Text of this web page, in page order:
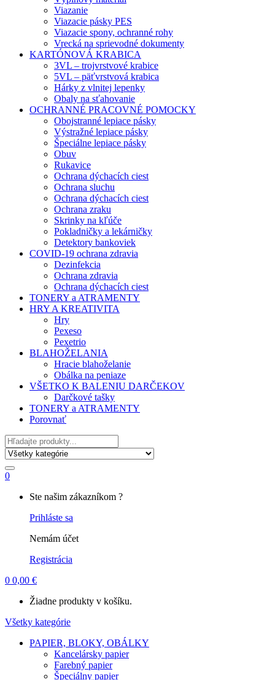
Viazanie
Viazacie pásky PES
Viazacie spony, ochranné rohy
Vrecká na sprievodné dokumenty
KARTÓNOVÁ KRABICA
3VL – trojvrstvové krabice
5VL – päťvrstvová krabica
Hárky z vlnitej lepenky
Obaly na sťahovanie
OCHRANNÉ PRACOVNÉ POMOCKY
Obojstranné lepiace pásky
Výstražné lepiace pásky
Špeciálne lepiace pásky
Obuv
Rukavice
Ochrana dýchacích ciest
Ochrana sluchu
Ochrana dýchacích ciest
Ochrana zraku
Skrinky na kľúče
Pokladničky a lekárničky
Detektory bankoviek
COVID-19 ochrana zdravia
Dezinfekcia
Ochrana zdravia
Ochrana dýchacích ciest
TONERY a ATRAMENTY
HRY A KREATIVITA
Hry
Pexeso
Pexetrio
BLAHOŽELANIA
Hracie blahoželanie
Obálka na peniaze
VŠETKO K BALENIU DARČEKOV
Darčkové tašky
TONERY a ATRAMENTY
Porovnať
Hľadať
0
Ste našim zákazníkom ?
Prihláste sa
Nemám účet
Registrácia
0 0,00 €
Žiadne produkty v košíku.
Všetky kategórie
PAPIER, BLOKY, OBÁLKY
Kancelársky papier
Farebný papier
Špeciálny papier